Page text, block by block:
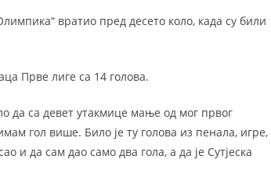
вратио пред десето коло, када су били
Прве лиге са 14 голова.
да са девет утакмице мање од мог првог
гол више. Било је ту голова из пенала, игре,
и да сам дао само два гола, а да је Сутјеска